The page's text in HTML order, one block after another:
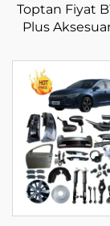
Toptan Fiyat
Plus
Parçaları
Vücut Kiti